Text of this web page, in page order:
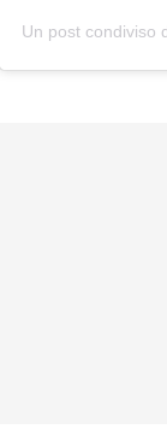
Un post condiviso